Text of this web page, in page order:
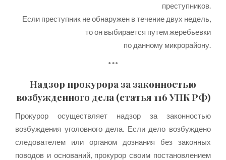
преступников.
Если преступник не обнаружен в течение двух недель,
то он выбирается путем жеребьевки
по данному микрорайону.
***
Надзор прокурора за законностью
возбужденного дела (статья 116 УПК РФ)
Прокурор осуществляет надзор за законностью
возбуждения уголовного дела. Если дело возбуждено
следователем или органом дознания без законных
поводов и оснований, прокурор своим постановлением